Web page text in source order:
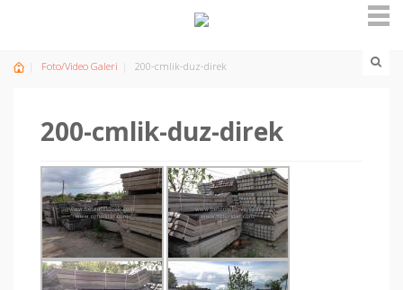
Foto/Video Galeri 200-cmlik-duz-direk
200-cmlik-duz-direk